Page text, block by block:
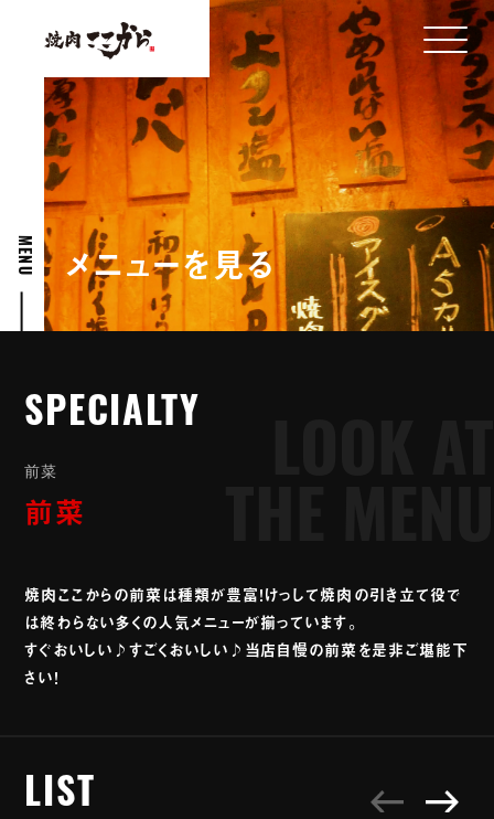
メニューを見る
MENU
SPECIALTY
SPECIALTY
前菜
前菜
焼肉ここからの前菜は種類が豊富！けっして焼肉の引き立て役で
は終わらない多くの人気メニューが揃っています。
すぐおいしい♪すごくおいしい♪当店自慢の前菜を是非ご堪能下
さい！
LIST
LIST